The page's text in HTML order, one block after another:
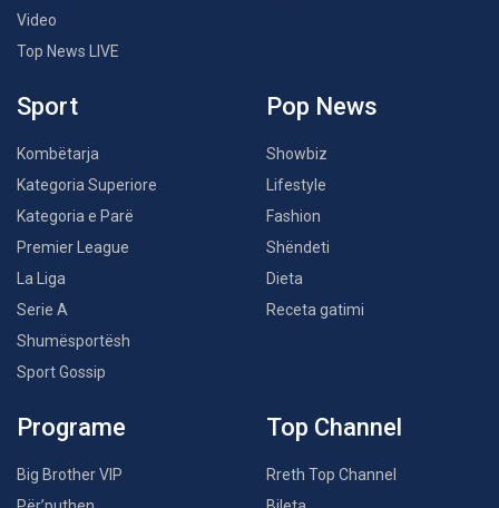
Video
Top News LIVE
Sport
Kombëtarja
Kategoria Superiore
Kategoria e Parë
Premier League
La Liga
Serie A
Shumësportësh
Sport Gossip
Pop News
Showbiz
Lifestyle
Fashion
Shëndeti
Dieta
Receta gatimi
Programe
Big Brother VIP
Top Channel
Rreth Top Channel